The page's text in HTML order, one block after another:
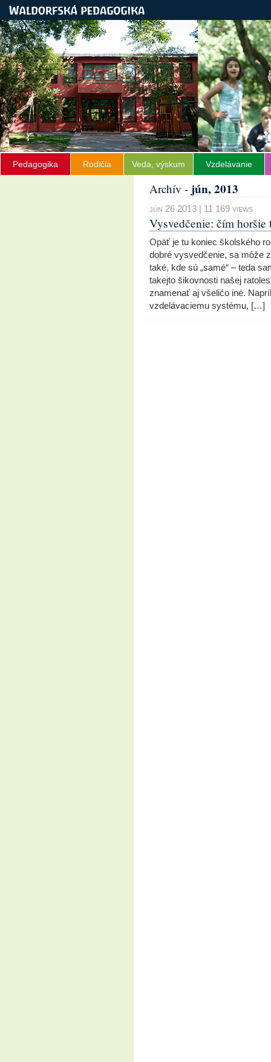
Pedagogika Rodičia Veda, výskum Vzdelávanie
Archív - jún, 2013
jún 26 2013 | 11 169 views
Vysvedčenie: čím
Opäť je tu koniec školského
dobré vysvedčenie, sa môže
také, kde sú „samé“ – teda
takejto šikovnosti našej
znamenať aj všeličo iné.
vzdelávaciemu systému, […]